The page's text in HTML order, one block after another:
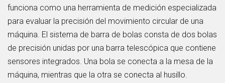
funciona como una herramienta de medición especializada
para evaluar la precisión del movimiento circular de una
máquina. El sistema de barra de bolas consta de dos bolas
de precisión unidas por una barra telescópica que contiene
sensores integrados. Una bola se conecta a la mesa de la
máquina, mientras que la otra se conecta al husillo.